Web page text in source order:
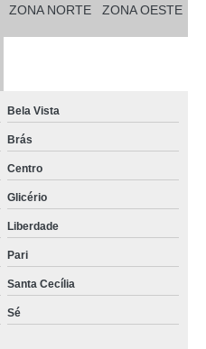
ZONA NORTE ZONA OESTE
Bela Vista
Brás
Centro
Glicério
Liberdade
Pari
Santa Cecília
Sé